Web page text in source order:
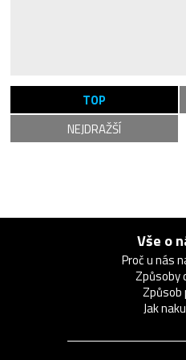
TOP
NEJDRAŽŠÍ
Vše o
Proč u nás
Způsoby
Způsob
Jak